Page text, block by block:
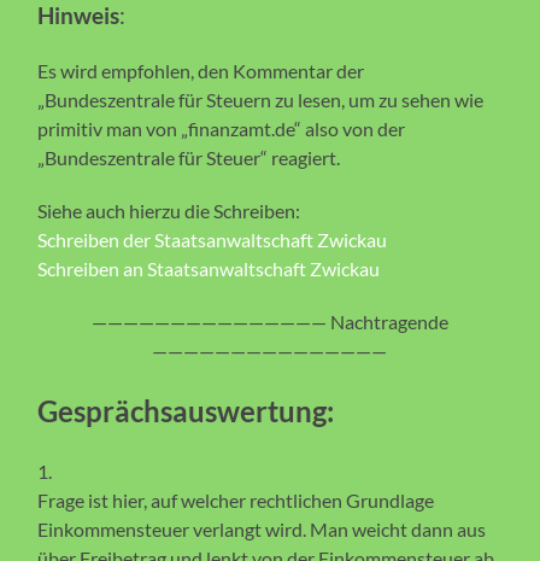
Hinweis:
Es wird empfohlen, den Kommentar der
„Bundeszentrale für Steuern zu lesen, um zu sehen wie
primitiv man von „finanzamt.de“ also von der
„Bundeszentrale für Steuer“ reagiert.
Siehe auch hierzu die Schreiben:
Schreiben der Staatsanwaltschaft Zwickau
Schreiben an Staatsanwaltschaft Zwickau
——————————————— Nachtragende
———————————————
Gesprächsauswertung:
1.
Frage ist hier, auf welcher rechtlichen Grundlage
Einkommensteuer verlangt wird. Man weicht dann aus